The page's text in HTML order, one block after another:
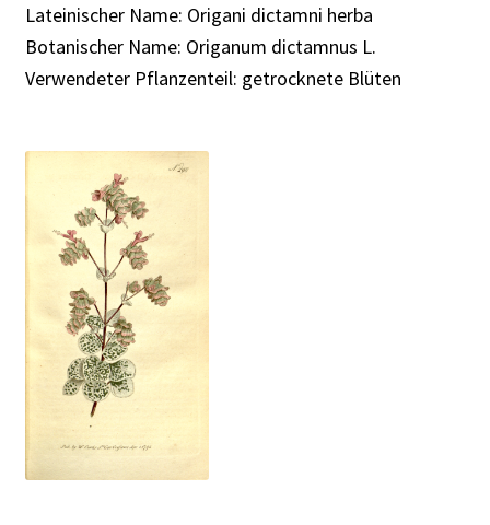
Über uns
Kontakt | FAQ
Lateinischer Name: Origani dictamni herba
Botanischer Name: Origanum dictamnus L.
Verwendeter Pflanzenteil: getrocknete Blüten